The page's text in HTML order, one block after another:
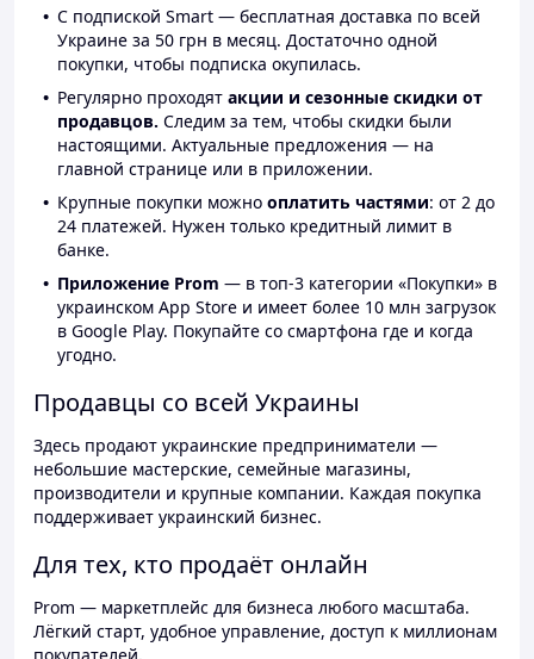
С подпиской Smart — бесплатная доставка по всей
Украине за 50 грн в месяц. Достаточно одной
покупки, чтобы подписка окупилась.
Регулярно проходят акции и сезонные скидки от
продавцов. Следим за тем, чтобы скидки были
настоящими. Актуальные предложения — на
главной странице или в приложении.
Крупные покупки можно оплатить частями: от 2 до
24 платежей. Нужен только кредитный лимит в
банке.
Приложение Prom — в топ-3 категории «Покупки» в
украинском App Store и имеет более 10 млн загрузок
в Google Play. Покупайте со смартфона где и когда
угодно.
Продавцы со всей Украины
Здесь продают украинские предприниматели —
небольшие мастерские, семейные магазины,
производители и крупные компании. Каждая покупка
поддерживает украинский бизнес.
Для тех, кто продаёт онлайн
Prom — маркетплейс для бизнеса любого масштаба.
Лёгкий старт, удобное управление, доступ к миллионам